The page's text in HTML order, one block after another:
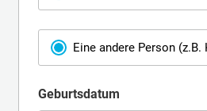
Eine andere Person (z.B.
Geburtsdatum
Geburtsdatum